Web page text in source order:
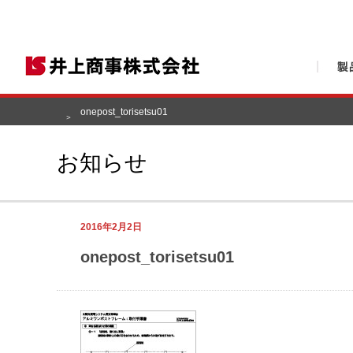
onepost_torisetsu01
お知らせ
2016年2月2日
onepost_torisetsu01